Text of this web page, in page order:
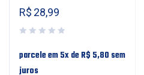
R$ 28,99
parcele em 5x deR$ 5,80 sem
juros